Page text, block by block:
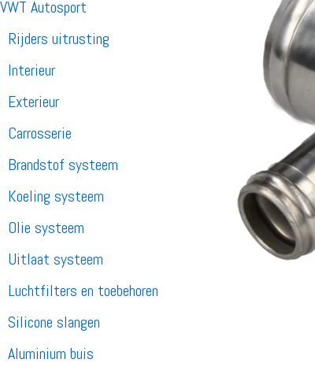
VWT Autosport
Rijders uitrusting
Interieur
Exterieur
Carrosserie
Brandstof systeem
Koeling systeem
Olie systeem
Uitlaat systeem
Luchtfilters en toebehoren
Silicone slangen
Aluminium buis